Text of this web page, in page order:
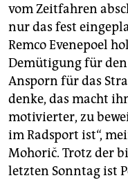
epaper login
vom Zeitfahren
nur das fest
Remco Evenepoel
Demütigung für
Ansporn für das
denke, das macht
motivierter, zu
im Radsport ist“,
Mohorič. Trotz der
letzten Sonntag ist